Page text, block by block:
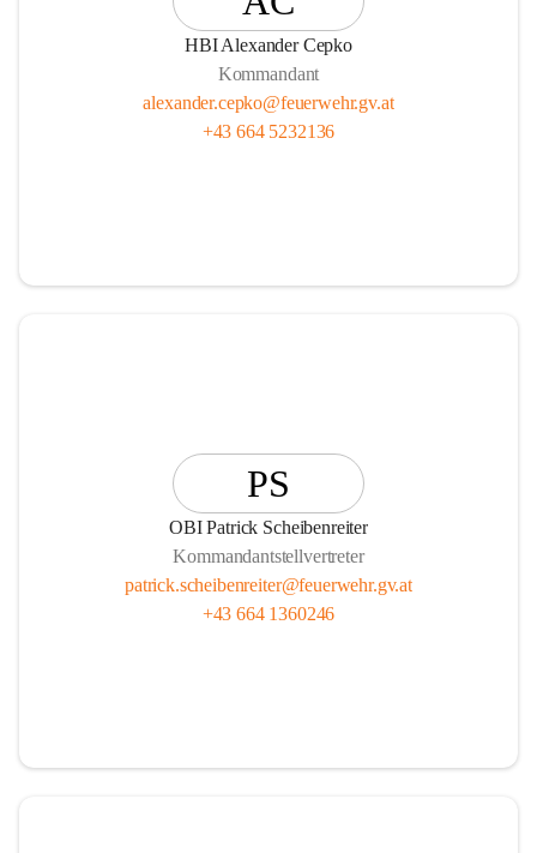
HBI Alexander Cepko
Kommandant
alexander.cepko@feuerwehr.gv.at
+43 664 5232136
PS
OBI Patrick Scheibenreiter
Kommandantstellvertreter
patrick.scheibenreiter@feuerwehr.gv.at
+43 664 1360246